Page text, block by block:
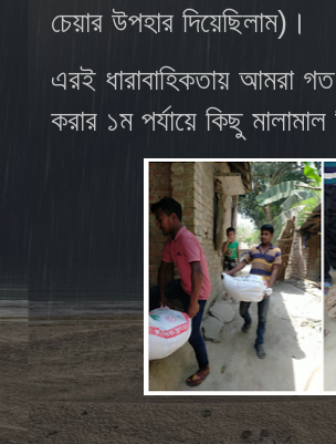
চেয়ার উপহার দিয়েছিলাম)।
এরই ধারাবাহিকতায় আমরা
করার ১ম পর্যায়ে কিছু